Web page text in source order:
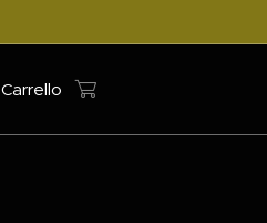
Carrello